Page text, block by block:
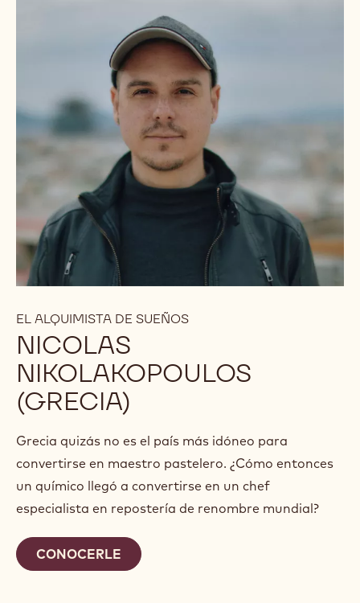
EL ALQUIMISTA DE SUEÑOS
NICOLAS
NIKOLAKOPOULOS
(GRECIA)
Grecia quizás no es el país más idóneo para
convertirse en maestro pastelero. ¿Cómo entonces
un químico llegó a convertirse en un chef
especialista en repostería de renombre mundial?
CONOCERLE